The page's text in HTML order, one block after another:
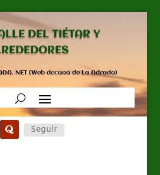
DEL TIÉTAR Y
NET (Web decana de La Adrada)
Seguir